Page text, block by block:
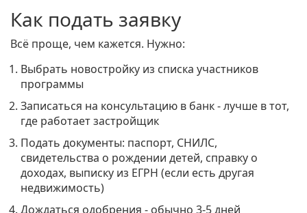
Как подать заявку
Всё проще, чем кажется. Нужно:
Выбрать новостройку из списка участников
программы
Записаться на консультацию в банк - лучше в тот,
где работает застройщик
Подать документы: паспорт, СНИЛС,
свидетельства о рождении детей, справку о
доходах, выписку из ЕГРН (если есть другая
недвижимость)
Дождаться одобрения - обычно 3-5 дней